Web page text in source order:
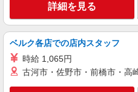
詳細を見る
ベルク各店での店内スタッフ
時給 1,065円
古河市・佐野市・前橋市・高